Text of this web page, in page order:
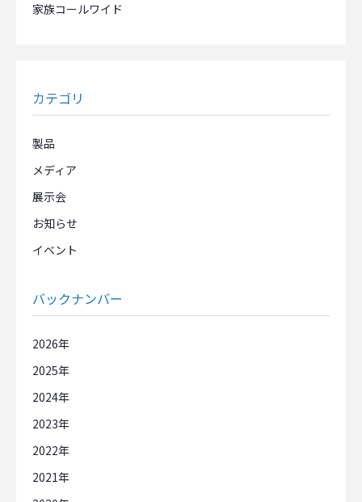
家族コールワイド
カテゴリ
製品
メディア
展示会
お知らせ
イベント
バックナンバー
2026
2025
2024
2023
2022
2021